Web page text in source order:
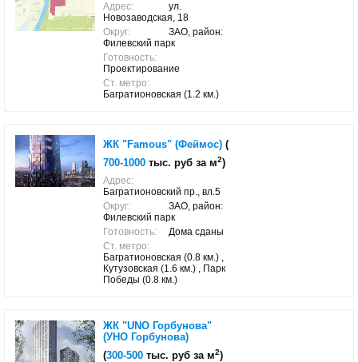
Адрес:
ул.
Новозаводская, 18
Округ:
ЗАО, район:
Филевский парк
Готовность:
Проектирование
Ст. метро:
Багратионовская (1.2 км.)
ЖК "Famous" (Феймос) (
700-1000 тыс. руб за м2)
Адрес:
Багратионовский пр., вл.5
Округ:
ЗАО, район:
Филевский парк
Готовность:
Дома сданы
Ст. метро:
Багратионовская (0.8 км.) ,
Кутузовская (1.6 км.) , Парк
Победы (0.8 км.)
ЖК "UNO Горбунова"
(УНО Горбунова)
(300-500 тыс. руб за м2)